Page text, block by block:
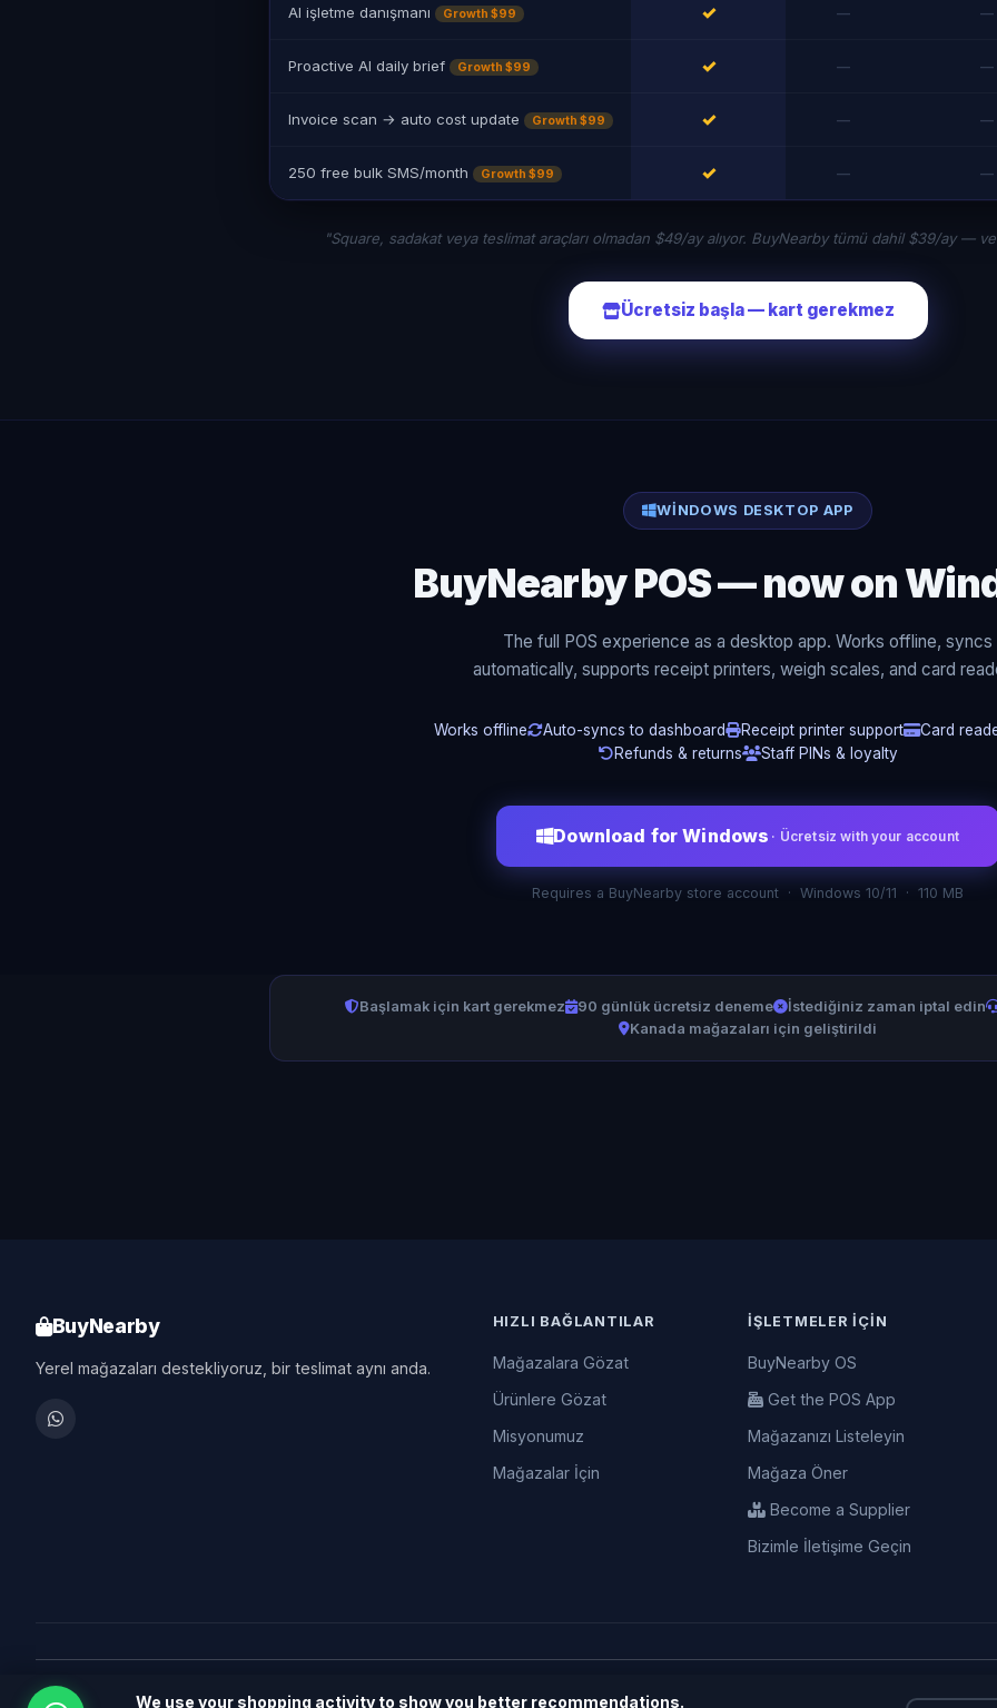
AI işletme danışmanı Growth $99 ✓ — —
Proactive AI daily brief Growth $99 ✓ — —
Invoice scan → auto cost update Growth $99 ✓ — —
250 free bulk SMS/month Growth $99 ✓ — —
"Square, sadakat veya teslimat araçları olmadan $49/ay alıyor. BuyNearby tümü dahil $39/ay —
Ücretsiz başla — kart gerekmez
WINDOWS DESKTOP APP
BuyNearby POS — now on
The full POS experience as a desktop app. Works offline, syncs
automatically, supports receipt printers, weigh scales, and card
Works offline Auto-syncs to dashboard Receipt printer support
Card
Refunds & returns
Staff PINs & loyalty
Download for Windows · Ücretsiz with your account
Requires a BuyNearby store account · Windows 10/11 · 110 MB
Başlamak için kart gerekmez 90 günlük ücretsiz deneme İstediğiniz zaman iptal edin
Kanada mağazaları için geliştirildi
BuyNearby
Yerel mağazaları destekliyoruz, bir teslimat aynı anda.
HIZLI BAĞLANTILAR
Mağazalara Gözat
Ürünlere Gözat
Misyonumuz
Mağazalar İçin
İŞLETMELER İÇIN
BuyNearby OS
Get the POS App
Mağazanızı Listeleyin
Mağaza Öner
Become a Supplier
Bizimle İletişime Geçin
We use your shopping activity to show you better recommendations.